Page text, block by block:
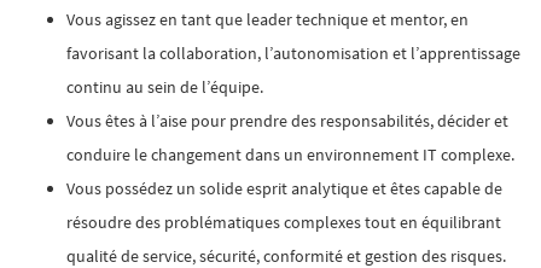
Vous agissez en tant que leader technique et mentor, en
favorisant la collaboration, l’autonomisation et l’apprentissage
continu au sein de l’équipe.
Vous êtes à l’aise pour prendre des responsabilités, décider et
conduire le changement dans un environnement IT complexe.
Vous possédez un solide esprit analytique et êtes capable de
résoudre des problématiques complexes tout en équilibrant
qualité de service, sécurité, conformité et gestion des risques.